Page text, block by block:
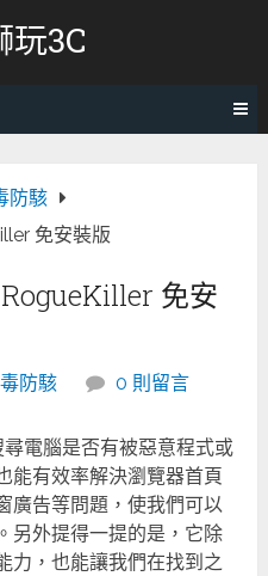
玩3C
防駭
免安裝版
免安
防駭 0 則留言
電腦是否有被惡意程式或
能有效率解決瀏覽器首頁
廣告等問題，使我們可以
另外提得一提的是，它除
力，也能讓我們在找到之